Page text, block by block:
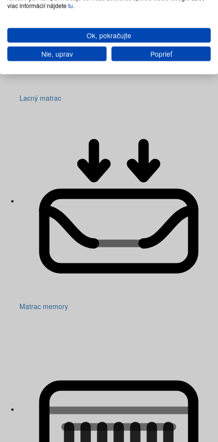
Lacný matrac
Matrac memory
viac informácií nájdetetu.
Ok, pokračujte
Nie, uprav
Poprieť